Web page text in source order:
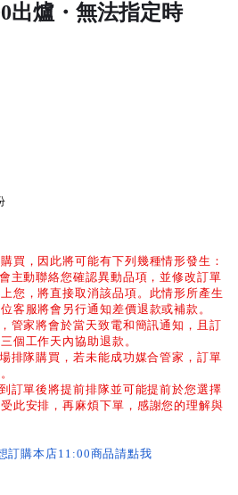
出爐・無法指定時
買，因此將可能有下列幾種情形發生：
主動聯絡您確認異動品項，並修改訂單
您，將直接取消該品項。此情形所產生
客服將會另行通知差價退款或補款。
管家將會於當天致電和簡訊通知，且訂
個工作天內協助退款。
排隊購買，若未能成功媒合管家，訂單
訂單後將提前排隊並可能提前於您選擇
此安排，再麻煩下單，感謝您的理解與
訂購本店11:00商品請點我